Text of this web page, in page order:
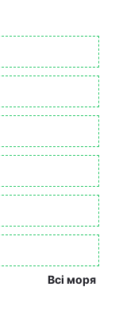
Всі моря